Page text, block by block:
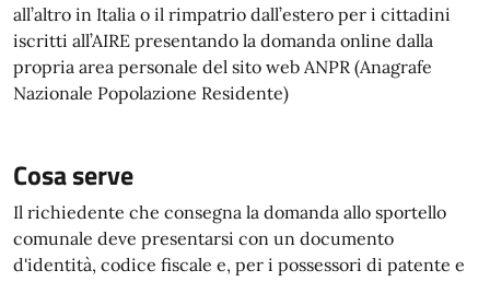
all’altro in Italia o il rimpatrio dall’estero per i cittadini
iscritti all’AIRE presentando la domanda online dalla
propria area personale del sito web ANPR (Anagrafe
Nazionale Popolazione Residente)
Cosa serve
Il richiedente che consegna la domanda allo sportello
comunale deve presentarsi con un documento
d'identità, codice fiscale e, per i possessori di patente e